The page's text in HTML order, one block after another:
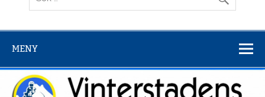
MENY